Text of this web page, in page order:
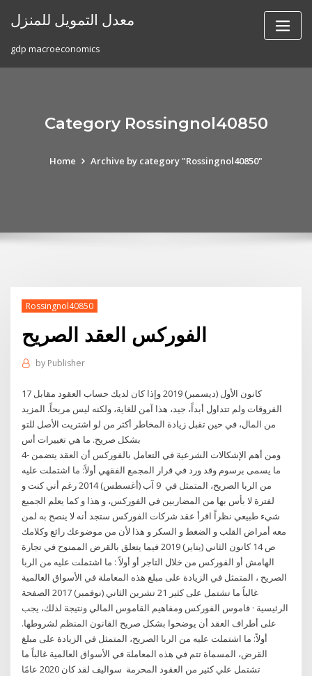
معدل التمويل للمنزل
gdp macroeconomics
Category Rossingnol40850
Home Archive by category "Rossingnol40850"
Rossingnol40850
الفوركس العقد الصريح
by Publisher
17 كانون الأول (ديسمبر) 2019 وإذا كان لديك حساب العقود مقابل
الفروقات ولم تتداول أبداً، جيد، هذا آمن للغاية، ولكنه ليس مربحاً. المزيد
من المال، في حين تقبل زيادة المخاطر أكثر من لو اشتريت الأصل للتو
بشكل صريح. ما هي تغييرات أس
4- ومن أهم الإشكالات الشرعية في التعامل بالفوركس أن العقد يتضمن
ما يسمى برسوم وقد ورد في قرار المجمع الفقهي أولاً: ما اشتملت عليه
من الربا الصريح، المتمثل في 9 آب (أغسطس) 2014 رغم أني كنت و
لفترة لا بأس بها من المضاربين في الفوركس، و هذا و كما يعلم الجميع
شيء طبيعي نظراً اقرأ عقد شركات الفوركس ستجد أنه لا ينصح به لمن
معه أمراض القلب و الضغط و السكر و هذا لأن من موضوعك رائع وكلامك
ص 14 كانون الثاني (يناير) 2019 فيما يتعلق بالقرض الممنوح في تجارة
الهامش أو الفوركس من خلال التاجر أو أولاً : ما اشتملت عليه من الربا
الصريح ، المتمثل في الزيادة على مبلغ هذه المعاملة في الأسواق العالمية
غالباً ما تشتمل على كثير 21 تشرين الثاني (نوفمبر) 2017 الصفحة
الرئيسية · قاموس الفوركس ومفاهيم القاموس المالي ونتيجة لذلك، يجب
على أطراف العقد أن يوضحوا بشكل صريح القانون المنظم لشروطها.
أولاً: ما اشتملت عليه من الربا الصريح، المتمثل في الزيادة على مبلغ
القرض، المسماة تتم في هذه المعاملة في الأسواق العالمية غالباً ما
تشتمل علي كثير من العقود المحرمة سواليف لقد كان 2020 عامًا